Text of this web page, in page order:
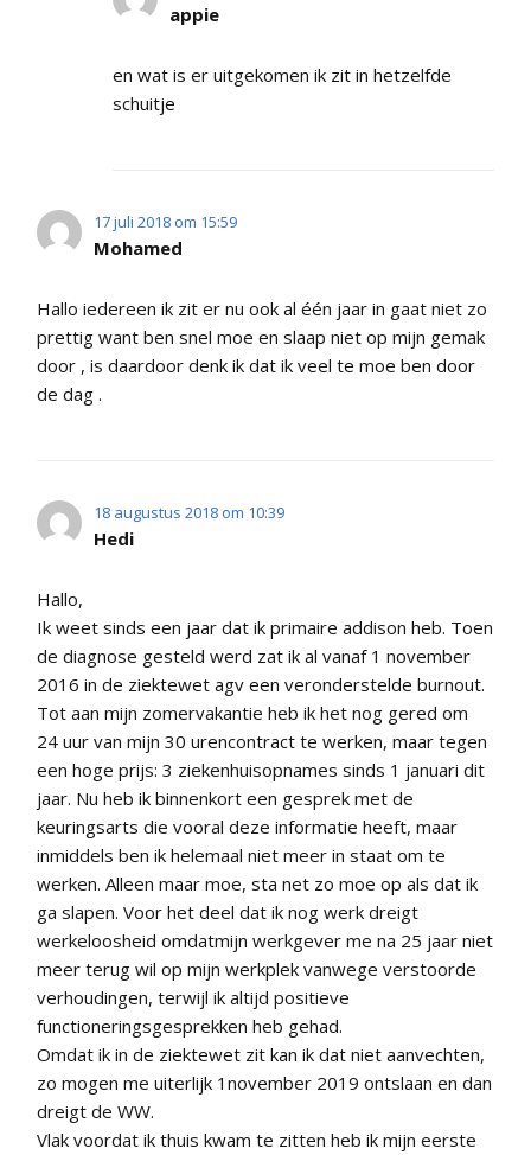
appie
en wat is er uitgekomen ik zit in hetzelfde
schuitje
17 juli 2018 om 15:59
Mohamed
Hallo iedereen ik zit er nu ook al één jaar in gaat niet zo
prettig want ben snel moe en slaap niet op mijn gemak
door , is daardoor denk ik dat ik veel te moe ben door
de dag .
18 augustus 2018 om 10:39
Hedi
Hallo,
Ik weet sinds een jaar dat ik primaire addison heb. Toen
de diagnose gesteld werd zat ik al vanaf 1 november
2016 in de ziektewet agv een veronderstelde burnout.
Tot aan mijn zomervakantie heb ik het nog gered om
24 uur van mijn 30 urencontract te werken, maar tegen
een hoge prijs: 3 ziekenhuisopnames sinds 1 januari dit
jaar. Nu heb ik binnenkort een gesprek met de
keuringsarts die vooral deze informatie heeft, maar
inmiddels ben ik helemaal niet meer in staat om te
werken. Alleen maar moe, sta net zo moe op als dat ik
ga slapen. Voor het deel dat ik nog werk dreigt
werkeloosheid omdatmijn werkgever me na 25 jaar niet
meer terug wil op mijn werkplek vanwege verstoorde
verhoudingen, terwijl ik altijd positieve
functioneringsgesprekken heb gehad.
Omdat ik in de ziektewet zit kan ik dat niet aanvechten,
zo mogen me uiterlijk 1november 2019 ontslaan en dan
dreigt de WW.
Vlak voordat ik thuis kwam te zitten heb ik mijn eerste